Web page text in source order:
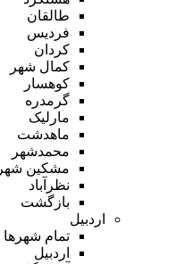
طالقان
فردیس
کردان
کمال شهر
کوهسار
گرمدره
مارلیک
ماهدشت
محمدشهر
مشکین شهر
نظرآباد
بازگشت
اردبیل
تمام شهر‌ها
اردبیل